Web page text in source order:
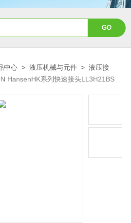
中心 >液压机械与元件 >液压接
HansenHK系列快速接头LL3H21BS